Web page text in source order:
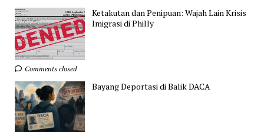
Ketakutan dan Penipuan: Wajah Lain Krisis
Imigrasi di Philly
Comments closed
Bayang Deportasi di Balik DACA